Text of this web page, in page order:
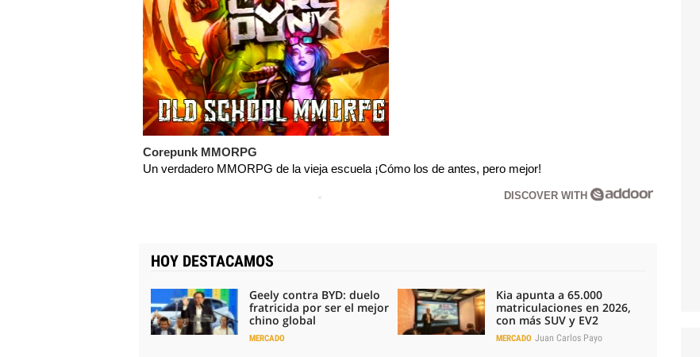
Corepunk MMORPG
Un verdadero MMORPG de la vieja escuela ¡Cómo los de antes, pero mejor!
DISCOVER WITH
HOY DESTACAMOS
Geely contra BYD: duelo
fratricida por ser el mejor
chino global
MERCADO
Kia apunta a 65.000
matriculaciones en 2026,
con más SUV y EV2
MERCADO Juan Carlos Payo